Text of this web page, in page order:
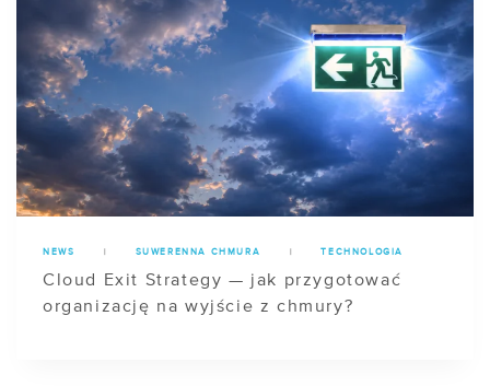
NEWS SUWERENNA CHMURA TECHNOLOGIA
Cloud Exit Strategy — jak przygotować
organizację na wyjście z chmury?